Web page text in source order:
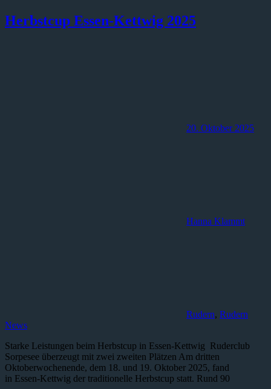
Herbstcup Essen-Kettwig 2025
20. Oktober 2025
Hanna Klammt
Rudern, Rudern
News
Starke Leistungen beim Herbstcup in Essen-Kettwig Ruderclub
Sorpesee überzeugt mit zwei zweiten Plätzen Am dritten
Oktoberwochenende, dem 18. und 19. Oktober 2025, fand
in Essen-Kettwig der traditionelle Herbstcup statt. Rund 90